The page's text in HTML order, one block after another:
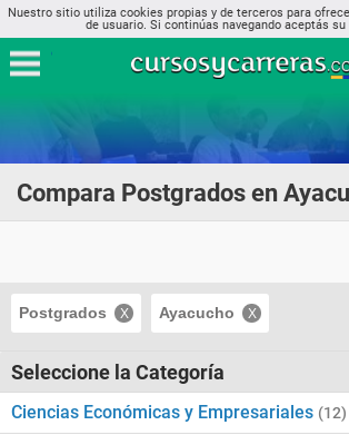
Nuestro sitio utiliza cookies propias y de terceros para
de usuario. Si continúas navegando aceptás su
Compara Postgrados en
Postgrados Ayacucho
Seleccione la Categoría
Ciencias Económicas y Empresariales (12)